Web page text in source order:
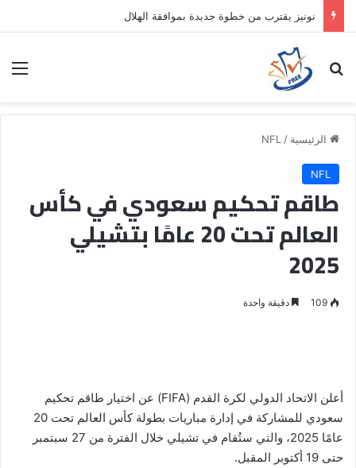
نونيز يقترب من خطوة جديدة بموافقة الهلال
بحث عن
الرئيسية /
NFL
NFL
طاقم تحكيم سعودي في كأس
العالم تحت 20 عامًا بتشيلي
2025
109 دقيقة واحدة
أعلن الاتحاد الدولي لكرة القدم (FIFA) عن اختيار طاقم تحكيم
سعودي للمشاركة في إدارة مباريات بطولة كأس العالم تحت 20
عامًا 2025، والتي ستُقام في تشيلي خلال الفترة من 27 سبتمبر
حتى 19 أكتوبر المقبل.